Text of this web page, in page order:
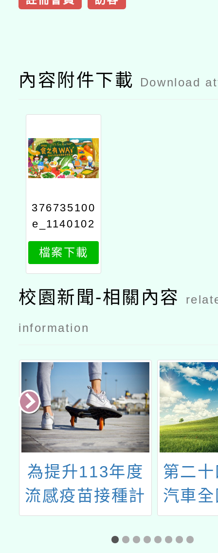
內容附件下載 Download
376735100
e_1140102
733_attach
1
檔案下載
校園新聞-相關內容
information
為提升113年度
流感疫苗接種計
畫實施對象學生
及學齡前幼兒之
第二
汽車
通安